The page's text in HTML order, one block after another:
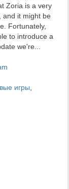
Zoria is a very
and it might be
Fortunately,
to introduce a
we're...
игры